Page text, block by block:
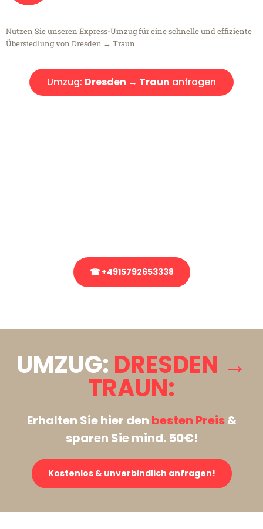
Nutzen Sie unseren Express-Umzug für eine schnelle und effiziente
Übersiedlung von Dresden → Traun.
Umzug: Dresden → Traun anfragen
☎ +4915792653338
UMZUG: DRESDEN →
TRAUN:
Erhalten Sie hier den besten Preis&
sparen Sie mind. 50€!
Kostenlos & unverbindlich anfragen!